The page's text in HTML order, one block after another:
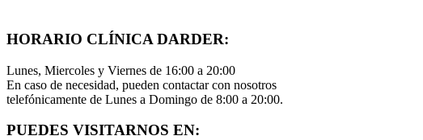
HORARIO CLÍNICA DARDER:
Lunes, Miercoles y Viernes de 16:00 a 20:00
En caso de necesidad, pueden contactar con nosotros
telefónicamente de Lunes a Domingo de 8:00 a 20:00.
PUEDES VISITARNOS EN: